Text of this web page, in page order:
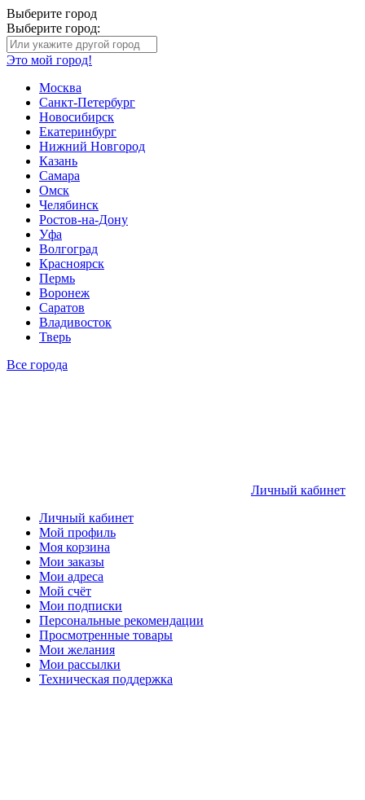
Выберите город
Выберите город:
Это мой город!
Москва
Санкт-Петербург
Новосибирск
Екатеринбург
Нижний Новгород
Казань
Самара
Омск
Челябинск
Ростов-на-Дону
Уфа
Волгоград
Красноярск
Пермь
Воронеж
Саратов
Владивосток
Тверь
Все города
Личный кабинет
Личный кабинет
Мой профиль
Моя корзина
Мои заказы
Мои адреса
Мой счёт
Мои подписки
Персональные рекомендации
Просмотренные товары
Мои желания
Мои рассылки
Техническая поддержка